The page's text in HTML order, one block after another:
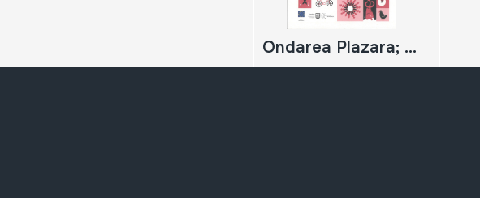
Ondarea Plazara; Ondarearen europako jardunaldiak 2019; Jornadas europeas del patrimonio